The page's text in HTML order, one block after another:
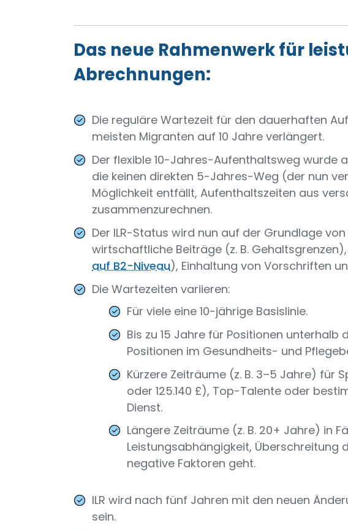
‍Das neue Rahmenwerk für
Abrechnungen:
Die reguläre Wartezeit für den dauerhaften
meisten Migranten auf 10 Jahre verlängert.
Der flexible 10-Jahres-Aufenthaltsweg wurde
die keinen direkten 5-Jahres-Weg (der nun
Möglichkeit entfällt, Aufenthaltszeiten aus
zusammenzurechnen.
Der ILR-Status wird nun auf der Grundlage
wirtschaftliche Beiträge (z. B.
auf B2-Niveau), Einhaltung von Vorschriften
Die Wartezeiten variieren:
Für viele eine 10-jährige Basislinie.
Bis zu 15 Jahre für Positionen unterhalb
Positionen im Gesundheits- und
Kürzere Zeiträume (z. B. 3–5 Jahre) für
oder 125.140 £), Top-Talente oder
Dienst.
Längere Zeiträume (z. B. 20+ Jahre) in
Leistungsabhängigkeit,
negative Faktoren geht.
ILR wird nach fünf Jahren mit den neuen
sein.